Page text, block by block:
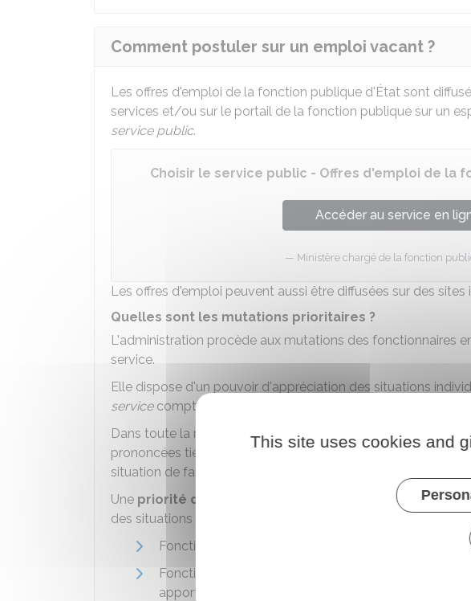
Comment postuler sur un emploi vacant ?
Les offres d'emploi de la fonction publique d'État sont
services et/ou sur le portail de la fonction publique sur un
service public.
Choisir le service public - Offres d'emploi de la
Accéder au service en
Ministère chargé de la fonction
Les offres d'emploi peuvent aussi être diffusées sur des sites
Quelles sont les mutations prioritaires ?
L'administration procède aux mutations des fonctionnaires
service.
Elle dispose d'un pouvoir d'appréciation des situations
servicecompte-tenu de l'intérêt du service ou de tout autre
Dans toute la mesure compatible avec le bon
prononcées tiennent compte des demandes formulées par
situation de famille.
Une priorité de mutation
est accordée aux
des situations suivantes :
Fonctionnaire séparé, pour des raisons
Fonctionnaire séparé, pour des raisons
apporte la preuve qu'ils sont soumis à l'obligation
This site uses cookies and